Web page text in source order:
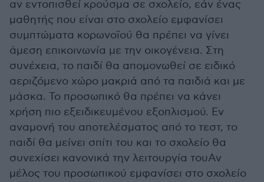
αν εντοπισθεί κρούσμα σε σχολείο, εάν ένας
μαθητής που είναι στο σχολείο εμφανίσει
συμπτώματα κορωνοϊού θα πρέπει να γίνει
άμεση επικοινωνία με την οικογένεια. Στη
συνέχεια, το παιδί θα απομονωθεί σε ειδικό
αεριζόμενο χώρο μακριά από τα παιδιά και με
μάσκα. Το προσωπικό θα πρέπει να κάνει
χρήση πιο εξειδικευμένου εξοπλισμού. Εν
αναμονή του αποτελέσματος από το τεστ, το
παιδί θα μείνει σπίτι του και το σχολείο θα
συνεχίσει κανονικά την λειτουργία τουΑν
μέλος του προσωπικού εμφανίσει στο σχολείο